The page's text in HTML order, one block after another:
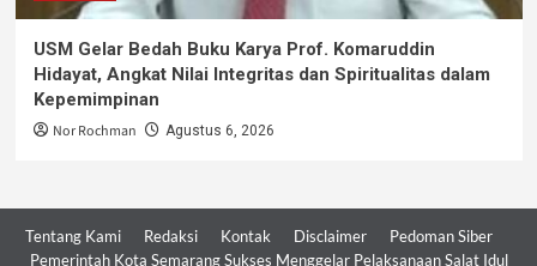
USM Gelar Bedah Buku Karya Prof. Komaruddin
Hidayat, Angkat Nilai Integritas dan Spiritualitas dalam
Kepemimpinan
Nor Rochman Agustus 6, 2026
Tentang Kami Redaksi Kontak Disclaimer
Pedoman Siber
Pemerintah Kota Semarang Sukses Menggelar Pelaksanaan Salat Idul